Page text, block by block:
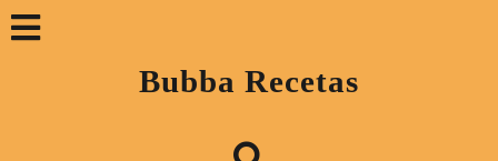
Saltar
«Abrir»Bubba Recetas